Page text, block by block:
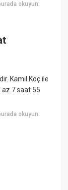
okuyun:
Kamil Koç ile
7 saat 55
okuyun: